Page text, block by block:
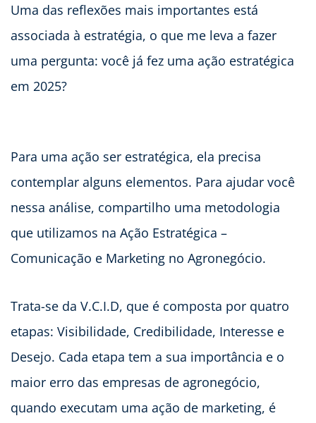
Uma das reflexões mais importantes está
associada à estratégia, o que me leva a fazer
uma pergunta: você já fez uma ação estratégica
em 2025?
Para uma ação ser estratégica, ela precisa
contemplar alguns elementos. Para ajudar você
nessa análise, compartilho uma metodologia
que utilizamos na Ação Estratégica –
Comunicação e Marketing no Agronegócio.
Trata-se da V.C.I.D, que é composta por quatro
etapas: Visibilidade, Credibilidade, Interesse e
Desejo. Cada etapa tem a sua importância e o
maior erro das empresas de agronegócio,
quando executam uma ação de marketing, é